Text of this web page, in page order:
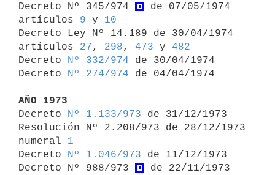
Decreto Nº 345/974
de 07/05/1974
artículos 9 y 10
Decreto Ley Nº 14.189 de 30/04/1974
artículos 27, 298, 473 y 482
Decreto
Nº 332/974 de 30/04/1974
Decreto
Nº 274/974 de 04/04/1974
AÑO 1973
Decreto
Nº 1.133/973 de 31/12/1973
Resolución Nº 2.208/973 de 28/12/1973
numeral 1
Decreto
Nº 1.046/973 de 11/12/1973
Decreto Nº 988/973
de 22/11/1973